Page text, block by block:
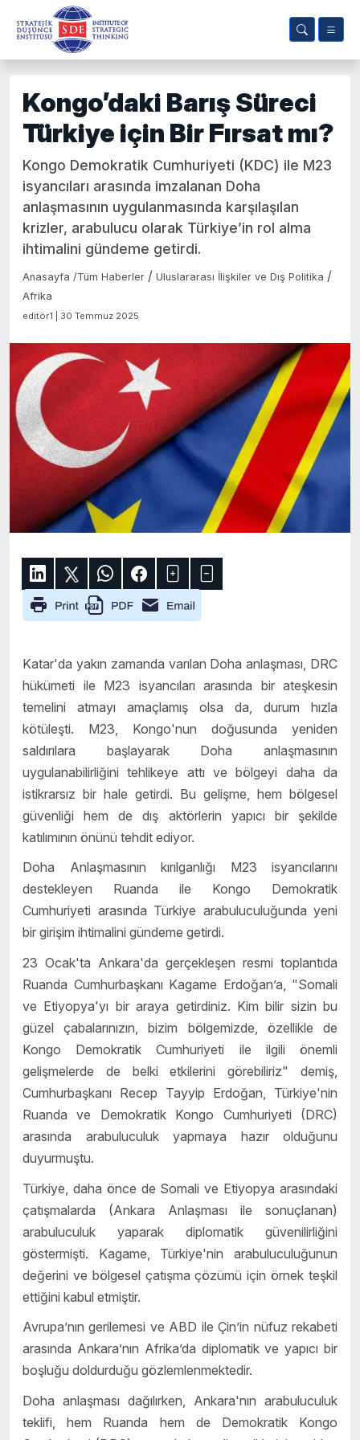
Kongo’daki Barış Süreci
Türkiye için Bir Fırsat mı?
Kongo Demokratik Cumhuriyeti (KDC) ile M23
isyancıları arasında imzalanan Doha
anlaşmasının uygulanmasında karşılaşılan
krizler, arabulucu olarak Türkiye’in rol alma
ihtimalini gündeme getirdi.
Anasayfa /Tüm Haberler / Uluslararası İlişkiler ve Dış Politika /
Afrika
editör1 | 30 Temmuz 2025
Katar'da yakın zamanda varılan Doha anlaşması, DRC
hükümeti ile M23 isyancıları arasında bir ateşkesin
temelini atmayı amaçlamış olsa da, durum hızla
kötüleşti. M23, Kongo'nun doğusunda yeniden
saldırılara başlayarak Doha anlaşmasının
uygulanabilirliğini tehlikeye attı ve bölgeyi daha da
istikrarsız bir hale getirdi. Bu gelişme, hem bölgesel
güvenliği hem de dış aktörlerin yapıcı bir şekilde
katılımının önünü tehdit ediyor.
Doha Anlaşmasının kırılganlığı M23 isyancılarını
destekleyen Ruanda ile Kongo Demokratik
Cumhuriyeti arasında Türkiye arabuluculuğunda yeni
bir girişim ihtimalini gündeme getirdi.
23 Ocak'ta Ankara'da gerçekleşen resmi toplantıda
Ruanda Cumhurbaşkanı Kagame Erdoğan’a, "Somali
ve Etiyopya'yı bir araya getirdiniz. Kim bilir sizin bu
güzel çabalarınızın, bizim bölgemizde, özellikle de
Kongo Demokratik Cumhuriyeti ile ilgili önemli
gelişmelerde de belki etkilerini görebiliriz" demiş,
Cumhurbaşkanı Recep Tayyip Erdoğan, Türkiye'nin
Ruanda ve Demokratik Kongo Cumhuriyeti (DRC)
arasında arabuluculuk yapmaya hazır olduğunu
duyurmuştu.
Türkiye, daha önce de Somali ve Etiyopya arasındaki
çatışmalarda (Ankara Anlaşması ile sonuçlanan)
arabuluculuk yaparak diplomatik güvenilirliğini
göstermişti. Kagame, Türkiye'nin arabuluculuğunun
değerini ve bölgesel çatışma çözümü için örnek teşkil
ettiğini kabul etmiştir.
Avrupa’nın gerilemesi ve ABD ile Çin’in nüfuz rekabeti
arasında Ankara’nın Afrika’da diplomatik ve yapıcı bir
boşluğu doldurduğu gözlemlenmektedir.
Doha anlaşması dağılırken, Ankara'nın arabuluculuk
teklifi, hem Ruanda hem de Demokratik Kongo